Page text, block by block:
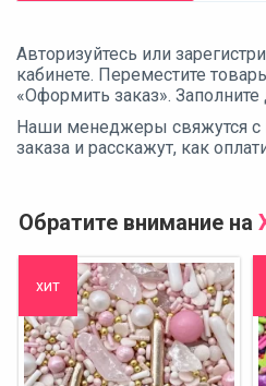
Авторизуйтесь или
кабинете. Переместите
«Оформить заказ».
Наши менеджеры свяжутся с
заказа и расскажут, как
Обратите внимание на
хит